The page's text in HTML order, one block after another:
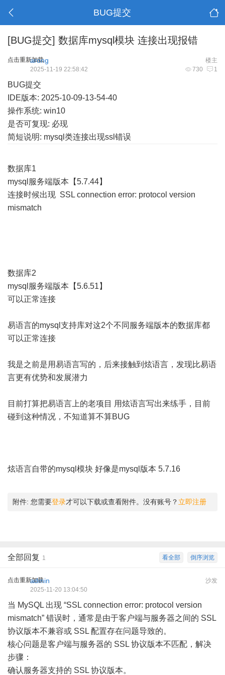
BUG提交
[BUG提交] 数据库mysql模块 连接出现报错
点击重新加载 楼主
arong
730 1
2025-11-19 22:58:42
BUG提交
IDE版本: 2025-10-09-13-54-40
操作系统: win10
是否可复现: 必现
简短说明: mysql类连接出现ssl错误
数据库1
mysql服务端版本【5.7.44】
连接时候出现 SSL connection error: protocol version
mismatch
数据库2
mysql服务端版本【5.6.51】
可以正常连接
易语言的mysql支持库对这2个不同服务端版本的数据库都
可以正常连接
我是之前是用易语言写的，后来接触到炫语言，发现比易语
言更有优势和发展潜力
目前打算把易语言上的老项目 用炫语言写出来练手，目前
碰到这种情况，不知道算不算BUG
炫语言自带的mysql模块 好像是mysql版本 5.7.16
附件: 您需要登录才可以下载或查看附件。没有账号？ 立即注册
倒序浏览
看全部
全部回复 1
点击重新加载 沙发
admin
2025-11-20 13:04:50
当 MySQL 出现 “SSL connection error: protocol version
mismatch” 错误时，通常是由于客户端与服务器之间的 SSL
协议版本不兼容或 SSL 配置存在问题导致的。
核心问题是客户端与服务器的 SSL 协议版本不匹配，解决
步骤：
确认服务器支持的 SSL 协议版本。